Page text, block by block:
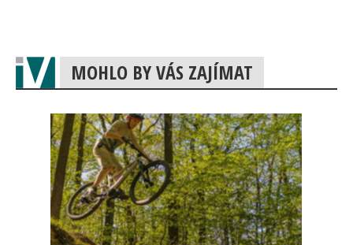
MOHLO BY VÁS ZAJÍMAT